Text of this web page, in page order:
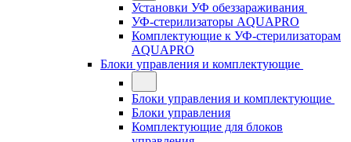
Установки УФ обеззараживания
УФ-стерилизаторы AQUAPRO
Комплектующие к УФ-стерилизаторам
AQUAPRO
Блоки управления и комплектующие
Блоки управления и комплектующие
Блоки управления
Комплектующие для блоков